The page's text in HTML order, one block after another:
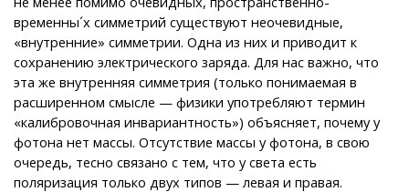
временны´х симметрий существуют неочевидные,
«внутренние» симметрии. Одна из них и приводит к
сохранению электрического заряда. Для нас важно, что
эта же внутренняя симметрия (только понимаемая в
расширенном смысле — физики употребляют термин
«калибровочная инвариантность») объясняет, почему у
фотона нет массы. Отсутствие массы у фотона, в свою
очередь, тесно связано с тем, что у света есть
поляризация только двух типов — левая и правая.